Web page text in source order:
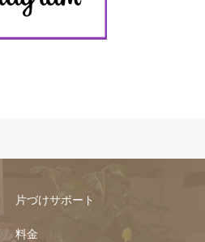
片づけサポート
料金